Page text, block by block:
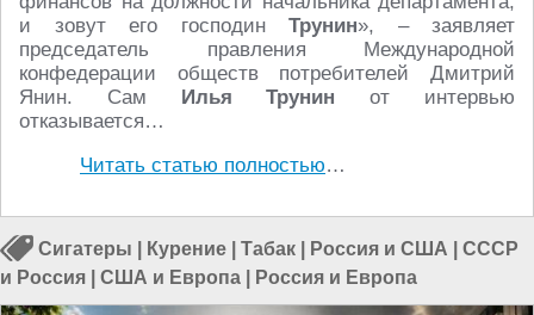
и зовут его господин Трунин», – заявляет
председатель правления Международной
конфедерации обществ потребителей Дмитрий
Янин. Сам Илья Трунин от интервью
отказывается…
Читать статью полностью…
Сигатеры Курение Табак Россия и США
СССР
и Россия
США и Европа Россия и Европа